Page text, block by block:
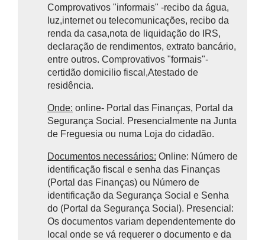
Comprovativos "informais" -recibo da água,
luz,internet ou telecomunicações, recibo da
renda da casa,nota de liquidação do IRS,
declaração de rendimentos, extrato bancário,
entre outros. Comprovativos "formais"-
certidão domicilio fiscal,Atestado de
residência.
Onde: online- Portal das Finanças, Portal da
Segurança Social. Presencialmente na Junta
de Freguesia ou numa Loja do cidadão.
Documentos necessários: Online: Número de
identificação fiscal e senha das Finanças
(Portal das Finanças) ou Número de
identificação da Segurança Social e Senha
do (Portal da Segurança Social). Presencial:
Os documentos variam dependentemente do
local onde se vá requerer o documento e da